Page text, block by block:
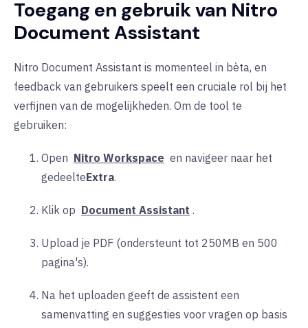
Toegang en gebruik van Nitro
Document Assistant
Nitro Document Assistant is momenteel in bèta, en
feedback van gebruikers speelt een cruciale rol bij het
verfijnen van de mogelijkheden. Om de tool te
gebruiken:
Open Nitro Workspace en navigeer naar het
gedeelteExtra.
Klik op Document Assistant .
Upload je PDF (ondersteunt tot 250MB en 500
pagina's).
Na het uploaden geeft de assistent een
samenvatting en suggesties voor vragen op basis